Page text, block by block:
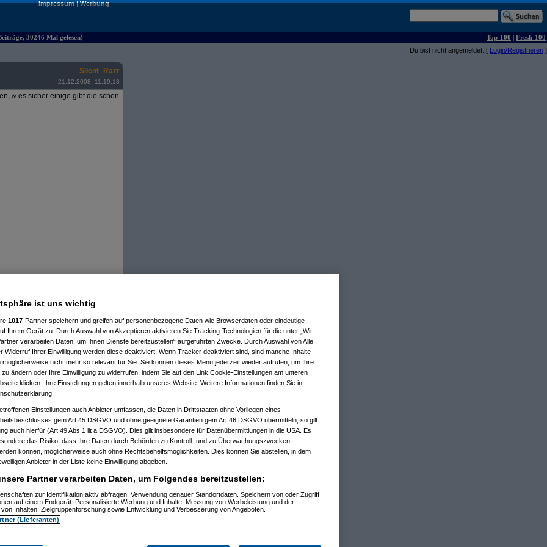
Impressum|Werbung
30246 Mal gelesen) Top-100 | Fresh-100
Du bist nicht angemeldet. [ Login/Registrieren ]
Silent_Razr
21.12.2008, 11:19:18
& es sicher einige gibt die schon
11:32:52)
11:35:10)
12:40:07)
21.12.2008, 12:43:46)
12:46:42)
21.12.2008, 12:48:51)
am 21.12.2008, 15:29:14)
am 21.12.2008, 12:49:41)
am 21.12.2008, 12:59:58)
am 22.12.2008, 19:52:16)
am 22.12.2008, 20:38:25)
am 22.12.2008, 20:56:19)
am 22.12.2008, 21:01:14)
am 22.12.2008, 21:06:19)
am 22.12.2008, 21:26:38)
ist uns wichtig
1017-Partner speichern und greifen auf personenbezogene Daten wie Browserdaten oder eindeutige
Ihrem Gerät zu. Durch Auswahl von Akzeptieren aktivieren Sie Tracking-Technologien für die unter „Wir
verarbeiten Daten, um Ihnen Dienste bereitzustellen“ aufgeführten Zwecke. Durch Auswahl von Alle
Widerruf Ihrer Einwilligung werden diese deaktiviert. Wenn Tracker deaktiviert sind, sind manche Inhalte
möglicherweise nicht mehr so relevant für Sie. Sie können dieses Menü jederzeit wieder aufrufen, um Ihre
zu ändern oder Ihre Einwilligung zu widerrufen, indem Sie auf den Link Cookie-Einstellungen am unteren
klicken. Ihre Einstellungen gelten innerhalb unseres Website. Weitere Informationen finden Sie in
Einstellungen auch Anbieter umfassen, die Daten in Drittstaaten ohne Vorliegen eines
gem Art 45 DSGVO und ohne geeignete Garantien gem Art 46 DSGVO übermitteln, so gilt
auch hierfür (Art 49 Abs 1 lit a DSGVO). Dies gilt insbesondere für Datenübermittlungen in die USA. Es
das Risiko, dass Ihre Daten durch Behörden zu Kontroll- und zu Überwachungszwecken
können, möglicherweise auch ohne Rechtsbehelfsmöglichkeiten. Dies können Sie abstellen, in dem
Anbieter in der Liste keine Einwilligung abgeben.
Partner verarbeiten Daten, um Folgendes bereitzustellen:
zur Identifikation aktiv abfragen. Verwendung genauer Standortdaten. Speichern von oder Zugriff
auf einem Endgerät. Personalisierte Werbung und Inhalte, Messung von Werbeleistung und der
Inhalten, Zielgruppenforschung sowie Entwicklung und Verbesserung von Angeboten.
(Lieferanten)